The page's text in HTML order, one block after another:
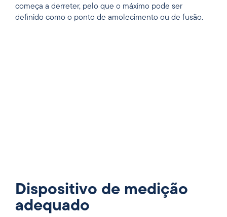
começa a derreter, pelo que o máximo pode ser
definido como o ponto de amolecimento ou de fusão.
Dispositivo de medição
adequado